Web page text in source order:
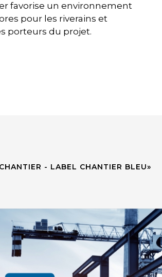
favorise un environnement
pour les riverains et
porteurs du projet.
- LABEL CHANTIER BLEU»